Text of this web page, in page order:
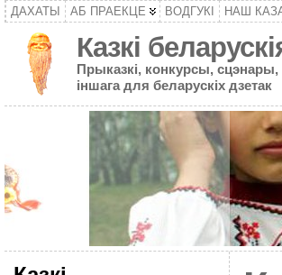
ДАХАТЫ АБ ПРАЕКЦЕ ВОДГУКІ НАШ
Казкі
Прыказкі, конкурсы, сцэнары,
іншага для беларускіх дзетак